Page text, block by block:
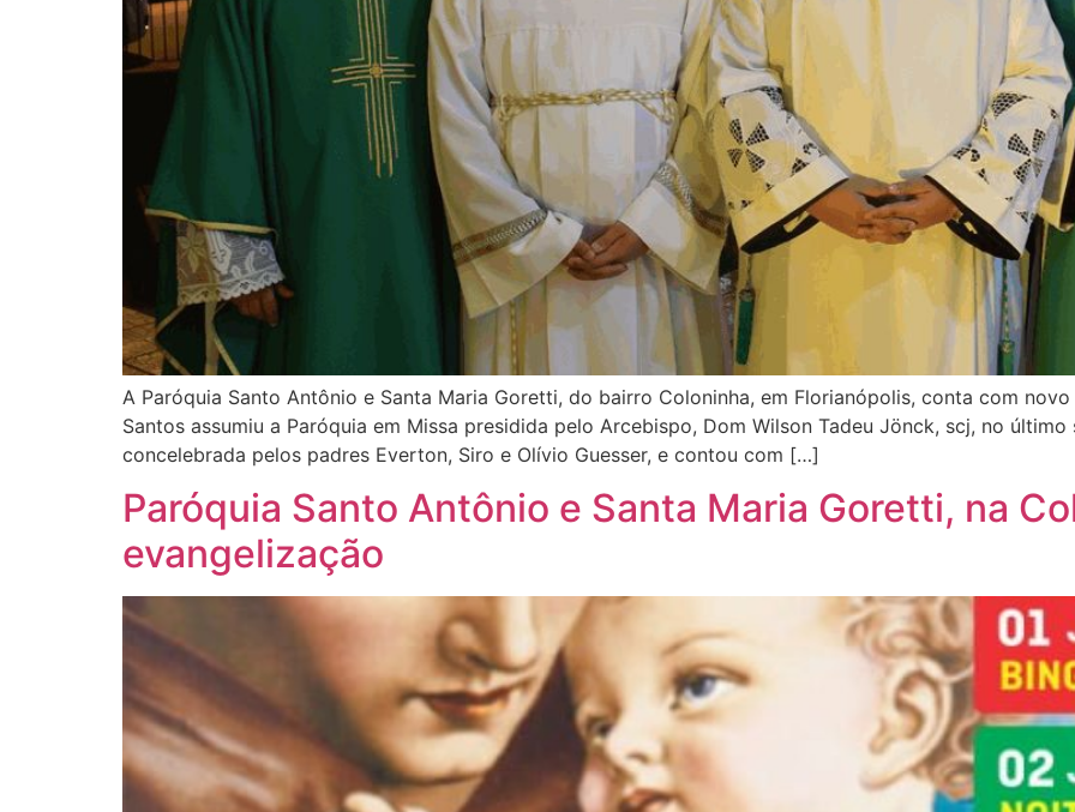
A Paróquia Santo Antônio e Santa Maria Goretti, do bairro Coloninha, em Florianópolis, conta com
Santos assumiu a Paróquia em Missa presidida pelo Arcebispo, Dom Wilson Tadeu Jönck, scj, no
concelebrada pelos padres Everton, Siro e Olívio Guesser, e contou com […]
Paróquia Santo Antônio e Santa Maria Goretti, na
evangelização